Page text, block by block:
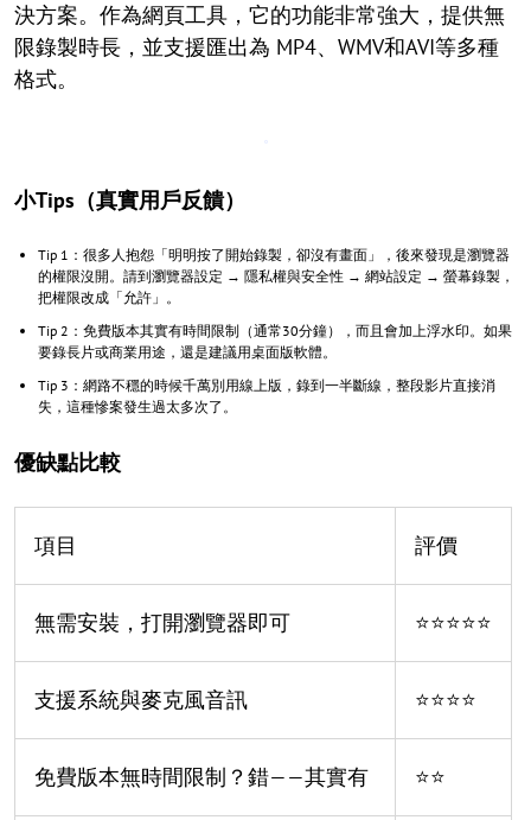
決方案。作為網頁工具，它的功能非常強大，提供無
限錄製時長，並支援匯出為 MP4、WMV和AVI等多種
格式。
小Tips（真實用戶反饋）
Tip 1：很多人抱怨「明明按了開始錄製，卻沒有畫面」，後來發現是瀏覽器
的權限沒開。請到瀏覽器設定 → 隱私權與安全性 → 網站設定 → 螢幕錄製，
把權限改成「允許」。
Tip 2：免費版本其實有時間限制（通常30分鐘），而且會加上浮水印。如果
要錄長片或商業用途，還是建議用桌面版軟體。
Tip 3：網路不穩的時候千萬別用線上版，錄到一半斷線，整段影片直接消
失，這種慘案發生過太多次了。
優缺點比較
項目 評價
無需安裝，打開瀏覽器即可 ⭐⭐⭐⭐⭐
支援系統與麥克風音訊 ⭐⭐⭐⭐
免費版本無時間限制？錯——其實有 ⭐⭐